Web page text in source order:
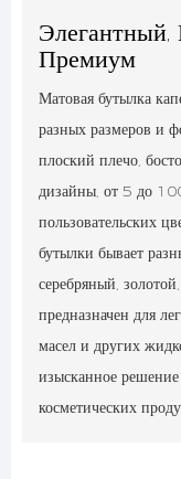
Элегантный,
Премиум
Матовая бутылка
разных размеров и
плоский плечо,
дизайны, от 5 до
пользовательских
бутылки бывает
серебряный,
предназначен для
масел и других
изысканное
косметических